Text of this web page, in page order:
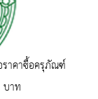
ราคาซื้อครุภัณฑ์
บาท